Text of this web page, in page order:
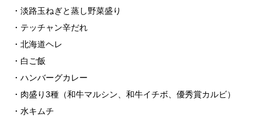
・淡路玉ねぎと蒸し野菜盛り
・テッチャン辛だれ
・北海道ヘレ
・白ご飯
・ハンバーグカレー
・肉盛り3種（和牛マルシン、和牛イチボ、優秀賞カルビ）
・水キムチ